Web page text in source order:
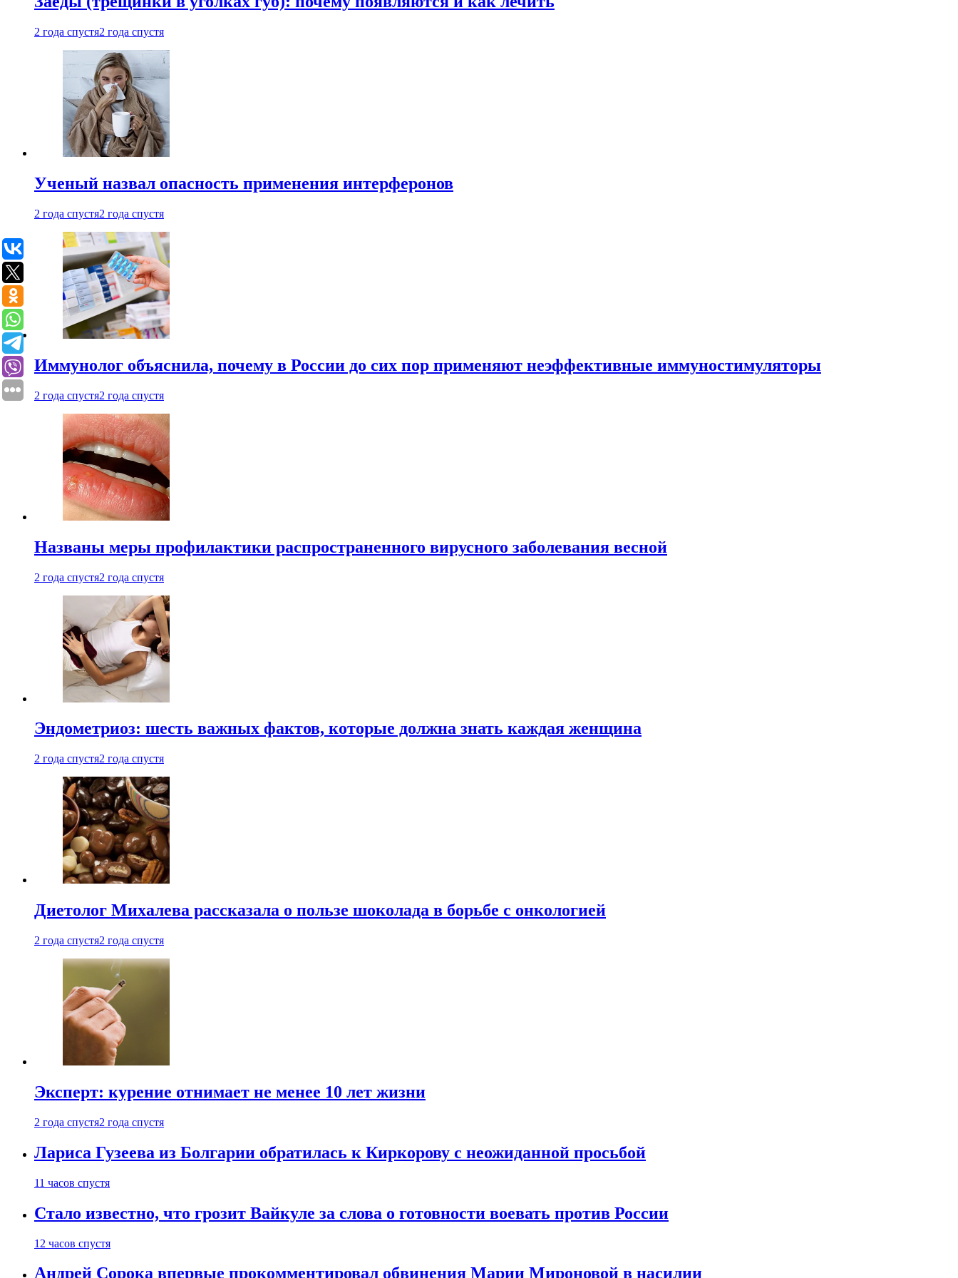
2 года спустя2 года спустя
Ученый назвал опасность применения интерферонов
2 года спустя2 года спустя
Иммунолог объяснила, почему в России до сих пор применяют неэффективные иммуностимуляторы
2 года спустя2 года спустя
Названы меры профилактики распространенного вирусного заболевания весной
2 года спустя2 года спустя
Эндометриоз: шесть важных фактов, которые должна знать каждая женщина
2 года спустя2 года спустя
Диетолог Михалева рассказала о пользе шоколада в борьбе с онкологией
2 года спустя2 года спустя
Эксперт: курение отнимает не менее 10 лет жизни
2 года спустя2 года спустя
Лариса Гузеева из Болгарии обратилась к Киркорову с неожиданной просьбой
11 часов спустя
Стало известно, что грозит Вайкуле за слова о готовности воевать против России
12 часов спустя
Андрей Сорока впервые прокомментировал обвинения Марии Мироновой в насилии